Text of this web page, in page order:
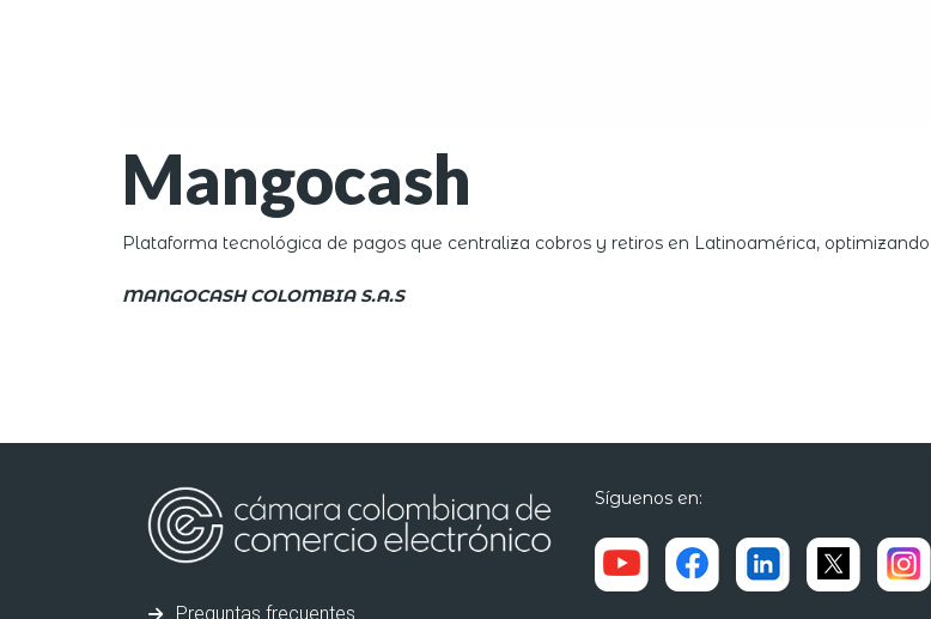
Mangocash
Plataforma tecnológica de pagos que centraliza cobros y retiros en Latinoamérica,
MANGOCASH COLOMBIA S.A.S
Preguntas frecuentes
Síguenos en: